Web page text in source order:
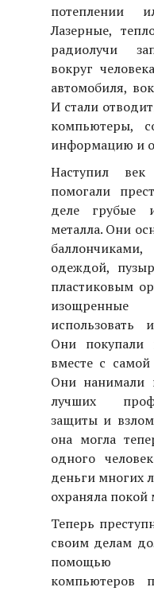
потеплении
Лазерные,
радиолучи
вокруг
автомобиля,
И стали
компьютеры,
информацию и
Наступил
помогали
деле грубые
металла. Они
одеждой,
пластиковым
изощренные
Они покупали
вместе с
Они нанимали
лучших
защиты и
она могла
одного
деньги многих
охраняла
Теперь
своим делам
помощью
компьютеров